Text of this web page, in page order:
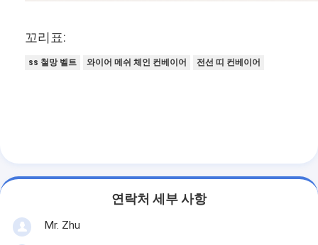
꼬리표:
ss 철망 벨트 와이어 메쉬 체인 컨베이어 전선 띠 컨베이어
연락처 세부 사항
Mr. Zhu